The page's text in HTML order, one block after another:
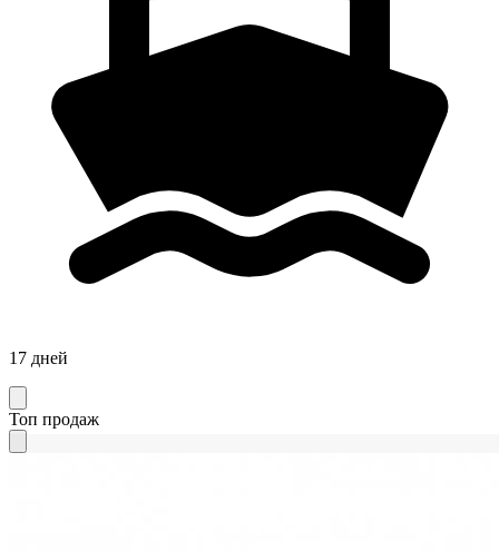
17 дней
Топ продаж